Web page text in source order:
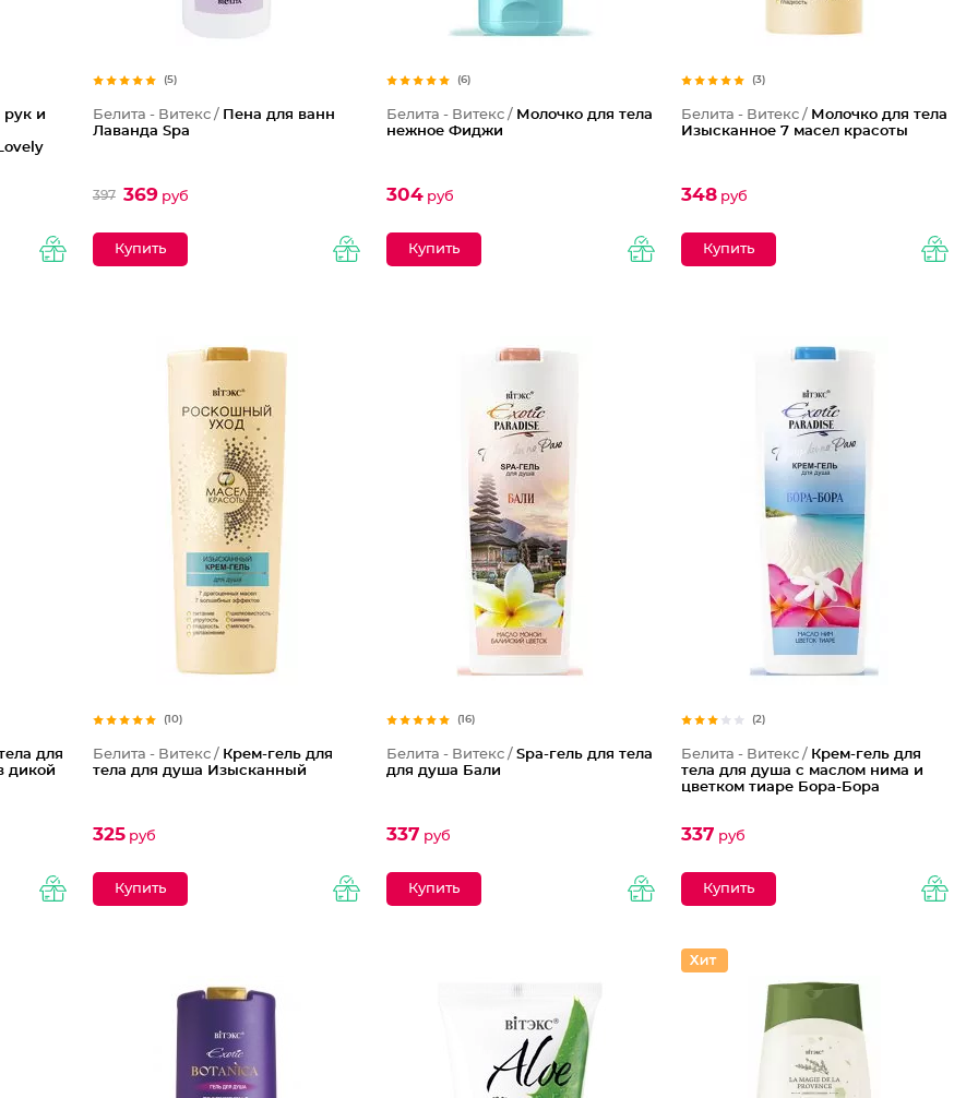
рук и
(5)
Белита - Витекс /
Пена для ванн
Лаванда Spa
397 369руб
(6)
Белита - Витекс / Молочко для тела
нежное Фиджи
304 руб
(3)
Белита - Витекс / Молочко для тела
Изысканное 7 масел красоты
348руб
для
дикой
(10)
Белита - Витекс / Крем-гель для
тела для душа Изысканный
325руб
(16)
Белита - Витекс /Spa-гель для тела
для душа Бали
337 руб
(2)
Белита - Витекс / Крем-гель для
тела для душа с маслом нима и
цветком тиаре Бора-Бора
337 руб